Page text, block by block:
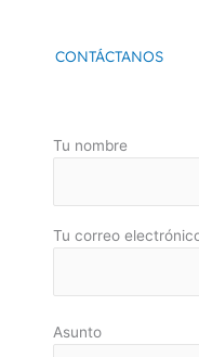
CONTÁCTANOS
Tu nombre
Tu correo
Asunto